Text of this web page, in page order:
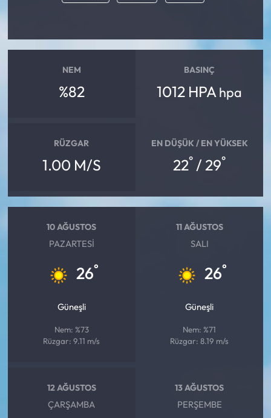
NEM
%82
BASINÇ
1012 HPA hpa
RÜZGAR
1.00 M/S
EN DÜŞÜK / EN YÜKSEK
22° / 29°
10 AĞUSTOS
PAZARTESI
26°
Güneşli
Nem: %73
Rüzgar: 9.11 m/s
11 AĞUSTOS
SALI
26°
Güneşli
Nem: %71
Rüzgar: 8.19 m/s
12 AĞUSTOS
ÇARŞAMBA
13 AĞUSTOS
PERŞEMBE
Mecitözü Haberleri
Oğuzlar Haberleri
Osmancık Haberleri
Resmi İlan
Resmi Reklam
Sağlık
Siyaset
Spor
Turizm